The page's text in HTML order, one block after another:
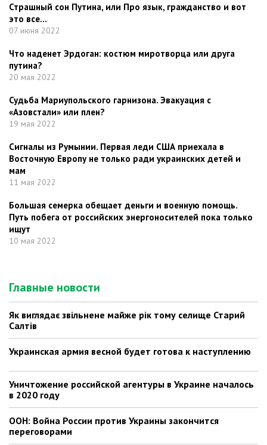
Страшный сон Путина, или Про язык, гражданство и вот
это все…
07 июня 2022
Что наденет Эрдоган: костюм миротворца или друга
путина?
20 мая 2022
Судьба Мариупольского гарнизона. Эвакуация с
«Азовстали» или плен?
19 мая 2022
Сигналы из Румынии. Первая леди США приехала в
Восточную Европу не только ради украинских детей и
мам
11 мая 2022
Большая семерка обещает деньги и военную помощь.
Путь побега от российских энергоносителей пока только
ищут
10 мая 2022
Главные новости
Як виглядає звільнене майже рік тому селище Старий
Салтів
Украинская армия весной будет готова к наступлению
Уничтожение российской агентуры в Украине началось
в 2020 году
ООН: Война России против Украины закончится
переговорами